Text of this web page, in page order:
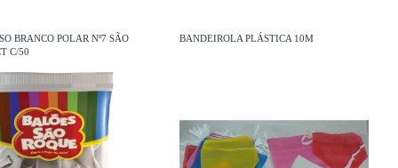
BRANCO POLAR Nº7 SÃO
C/50
BANDEIROLA PLÁSTICA 10M